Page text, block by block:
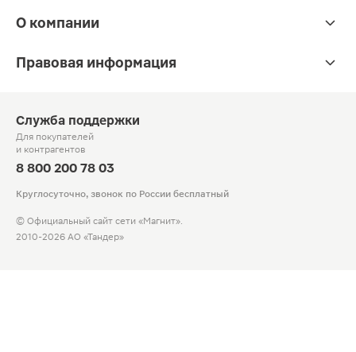
О компании
Правовая информация
Служба поддержки
Для покупателей
и контрагентов
8 800 200 78 03
Круглосуточно, звонок по России бесплатный
© Официальный сайт сети «Магнит».
2010-2026 АО «Тандер»